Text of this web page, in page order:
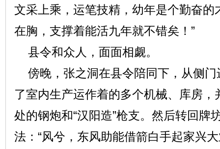
文采上乘，运笔技精，幼年是个勤奋的
在胸，支撑着能活九年就不错矣！”
县令和众人，面面相觑。
傍晚，张之洞在县令陪同下，从侧门
了室内生产运作着的多个机械、库房，
处的钢炮和“汉阳造”枪支。然后转回牌
法：“风兮，东风助能借箭白手起家兴